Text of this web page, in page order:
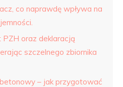
co naprawdę wpływa na
oraz deklaracją
szczelnego zbiornika
– jak przygotować